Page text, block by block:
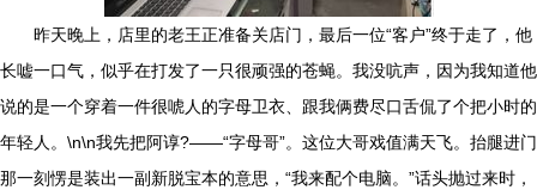
昨天晚上，店里的老王正准备关店门，最后一位“客户”终于走了，他
长嘘一口气，似乎在打发了一只很顽强的苍蝇。我没吭声，因为我知道他
说的是一个穿着一件很唬人的字母卫衣、跟我俩费尽口舌侃了个把小时的
年轻人。\n\n我先把阿谆?——“字母哥”。这位大哥戏值满天飞。抬腿进门
那一刻愣是装出一副新脱宝本的意思，“我来配个电脑。”话头抛过来时，